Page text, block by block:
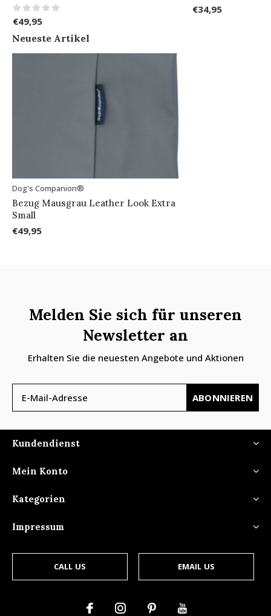
€49,95
€34,95
Neueste Artikel
Dog's Companion®
Bezug Mausgrau Leather Look Extra
Small
€49,95
Melden Sie sich für unseren
Newsletter an
Erhalten Sie die neuesten Angebote und Aktionen
ABONNIEREN
Kundendienst
Mein Konto
Kategorien
Impressum
CALL US EMAIL US